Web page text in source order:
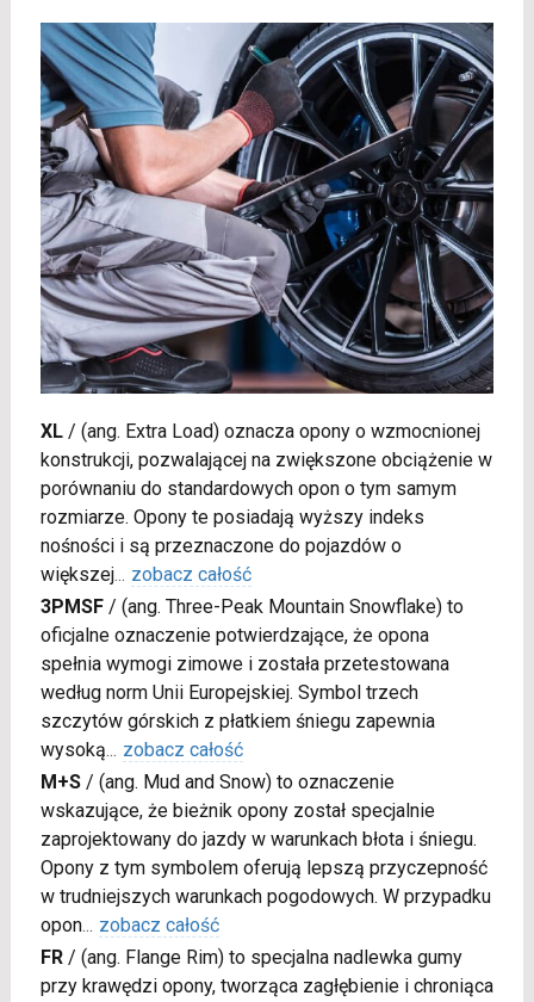
XL/ (ang. Extra Load) oznacza opony o wzmocnionej
konstrukcji, pozwalającej na zwiększone obciążenie w
porównaniu do standardowych opon o tym samym
rozmiarze. Opony te posiadają wyższy indeks
nośności i są przeznaczone do pojazdów o
większej... zobacz całość
3PMSF/ (ang. Three-Peak Mountain Snowflake) to
oficjalne oznaczenie potwierdzające, że opona
spełnia wymogi zimowe i została przetestowana
według norm Unii Europejskiej. Symbol trzech
szczytów górskich z płatkiem śniegu zapewnia
wysoką... zobacz całość
M+S/ (ang. Mud and Snow) to oznaczenie
wskazujące, że bieżnik opony został specjalnie
zaprojektowany do jazdy w warunkach błota i śniegu.
Opony z tym symbolem oferują lepszą przyczepność
w trudniejszych warunkach pogodowych. W przypadku
opon... zobacz całość
FR/ (ang. Flange Rim) to specjalna nadlewka gumy
przy krawędzi opony, tworząca zagłębienie i chroniąca